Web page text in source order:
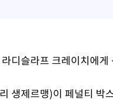
디슬라프 크레이치에
생제르맹)이 페널티 박